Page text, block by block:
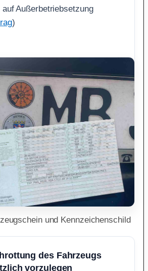
auf Außerbetriebsetzung
)
und Kennzeichenschild
des Fahrzeugs
vorzulegen